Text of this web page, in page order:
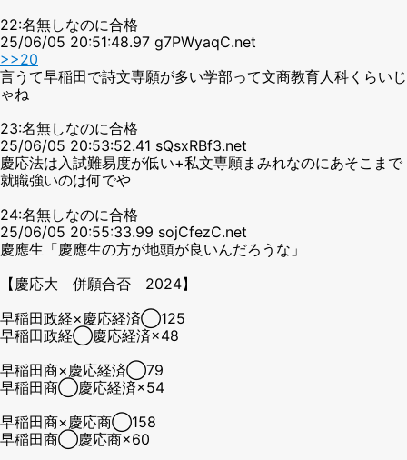
22:名無しなのに合格
25/06/05 20:51:48.97 g7PWyaqC.net
>>20
言うて早稲田で詩文専願が多い学部って文商教育人科くらいじ
ゃね
23:名無しなのに合格
25/06/05 20:53:52.41 sQsxRBf3.net
慶応法は入試難易度が低い+私文専願まみれなのにあそこまで
就職強いのは何でや
24:名無しなのに合格
25/06/05 20:55:33.99 sojCfezC.net
慶應生「慶應生の方が地頭が良いんだろうな」
【慶応大 併願合否 2024】
早稲田政経×慶応経済◯125
早稲田政経◯慶応経済×48
早稲田商×慶応経済◯79
早稲田商◯慶応経済×54
早稲田商×慶応商◯158
早稲田商◯慶応商×60